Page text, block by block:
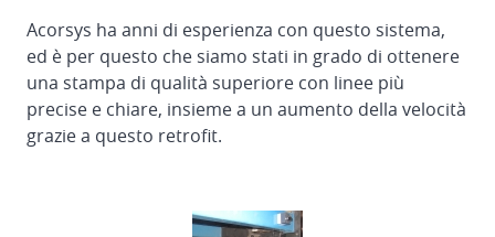
Acorsys ha anni di esperienza con questo sistema,
ed è per questo che siamo stati in grado di ottenere
una stampa di qualità superiore con linee più
precise e chiare, insieme a un aumento della velocità
grazie a questo retrofit.